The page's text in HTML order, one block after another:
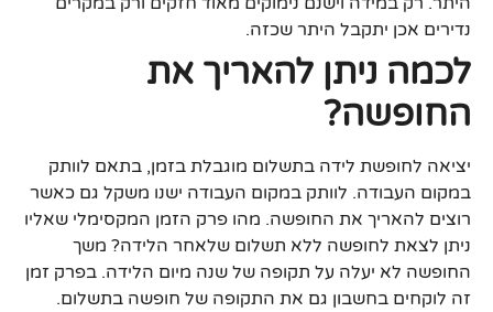
נדירים אכן יתקבל היתר שכזה.
לכמה ניתן להאריך את
החופשה?
יציאה לחופשת לידה בתשלום מוגבלת בזמן, בתאם לוותק
במקום העבודה. לוותק במקום העבודה ישנו משקל גם כאשר
רוצים להאריך את החופשה. מהו פרק הזמן המקסימלי שאליו
ניתן לצאת לחופשה ללא תשלום שלאחר הלידה? משך
החופשה לא יעלה על תקופה של שנה מיום הלידה. בפרק זמן
זה לוקחים בחשבון גם את התקופה של חופשה בתשלום.